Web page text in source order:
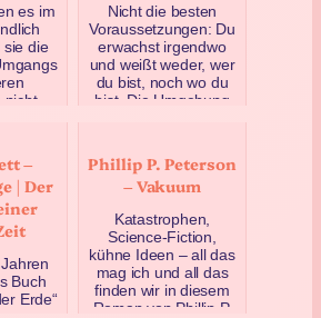
–
| Der
Buch
Erde“
Nicht die besten
Voraussetzungen: Du
erwachst irgendwo
und weißt weder, wer
du bist, noch wo du
bist. Die Umgebung
Phillip P. Peterson
– Vakuum
Katastrophen,
Science-Fiction,
kühne Ideen – all das
mag ich und all das
finden wir in diesem
Roman von Phillip P.
es im
sie die
nicht